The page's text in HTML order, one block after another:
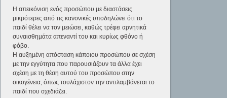
Η απεικόνιση ενός προσώπου µε διαστάσεις
µικρότερες από τις κανονικές υποδηλώνει ότι το
παιδί θέλει να τον µειώσει, καθώς τρέφει αρνητικά
συναισθηµάτα απεναντί του και κυρίως φθόνο ή
φόβο.
Η αυξηµένη απόσταση κάποιου προσώπου σε σχέση
µε την εγγύτητα που παρουσιάζουν τα άλλα έχει
σχέση µε τη θέση αυτού του προσώπου στην
οικογένεια, όπως τουλάχιστον την αντιλαµβάνεται το
παιδί που σχεδιάζει.